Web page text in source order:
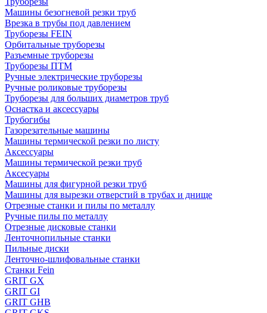
Машины безогневой резки труб
Врезка в трубы под давлением
Труборезы FEIN
Орбитальные труборезы
Разъемные труборезы
Труборезы ПТМ
Ручные электрические труборезы
Ручные роликовые труборезы
Труборезы для больших диаметров труб
Оснастка и аксессуары
Трубогибы
Газорезательные машины
Машины термической резки по листу
Аксессуары
Машины термической резки труб
Аксесуары
Машины для фигурной резки труб
Машины для вырезки отверстий в трубах и днище
Отрезные станки и пилы по металлу
Ручные пилы по металлу
Отрезные дисковые станки
Ленточнопильные станки
Пильные диски
Ленточно-шлифовальные станки
Станки Fein
GRIT GX
GRIT GI
GRIT GHB